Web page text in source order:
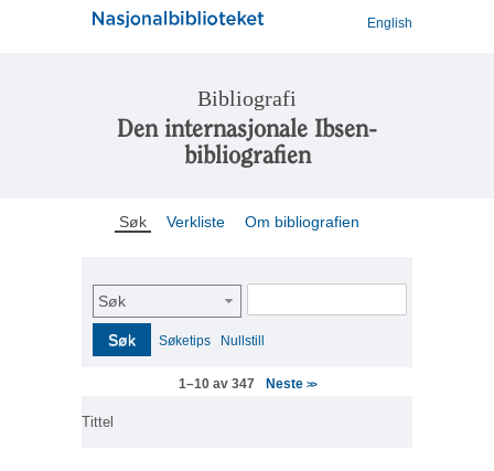
English
Bibliografi
Den internasjonale Ibsen-
bibliografien
Søk Verkliste Om bibliografien
Søk
Søk Søketips Nullstill
1–10 av 347 Neste >>
Tittel